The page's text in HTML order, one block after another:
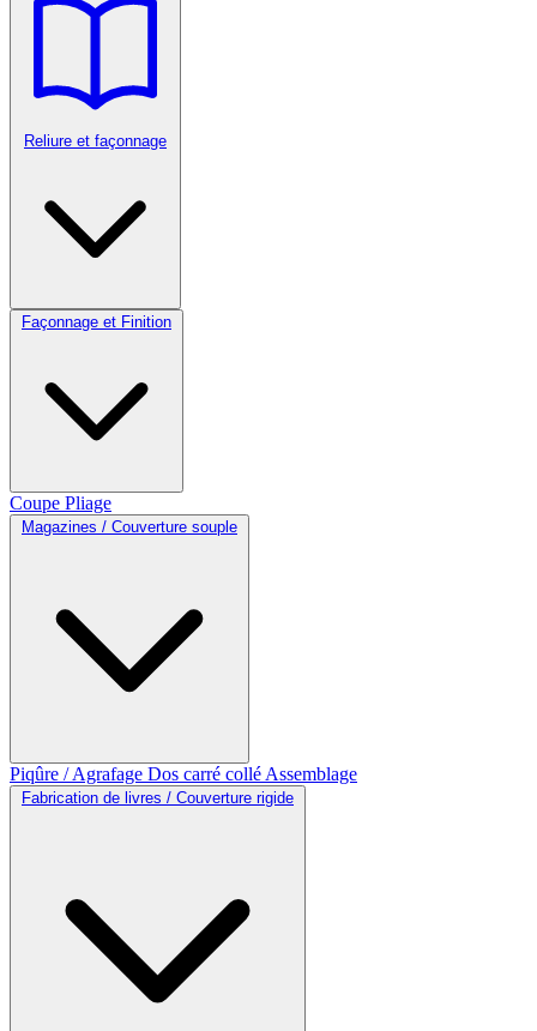
Reliure et façonnage
Façonnage et Finition
Coupe Pliage
Magazines / Couverture souple
Piqûre / Agrafage Dos carré collé Assemblage
Fabrication de livres / Couverture rigide